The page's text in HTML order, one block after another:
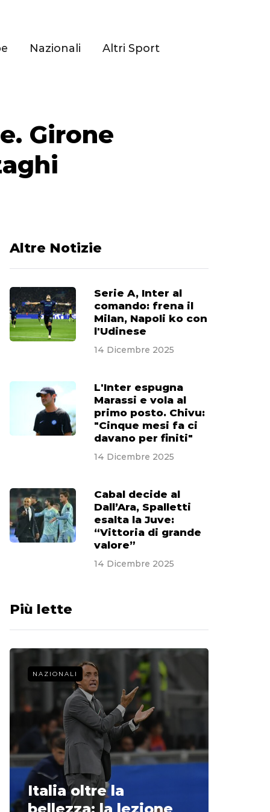
Nazionali Altri Sport
Girone
Altre Notizie
Serie A, Inter al
comando: frena il
Milan, Napoli ko con
l'Udinese
14 Dicembre 2025
L'Inter espugna
Marassi e vola al
primo posto. Chivu:
"Cinque mesi fa ci
davano per finiti"
14 Dicembre 2025
Cabal decide al
Dall’Ara, Spalletti
esalta la Juve:
“Vittoria di grande
valore”
14 Dicembre 2025
Più lette
NAZIONALI
Italia oltre la